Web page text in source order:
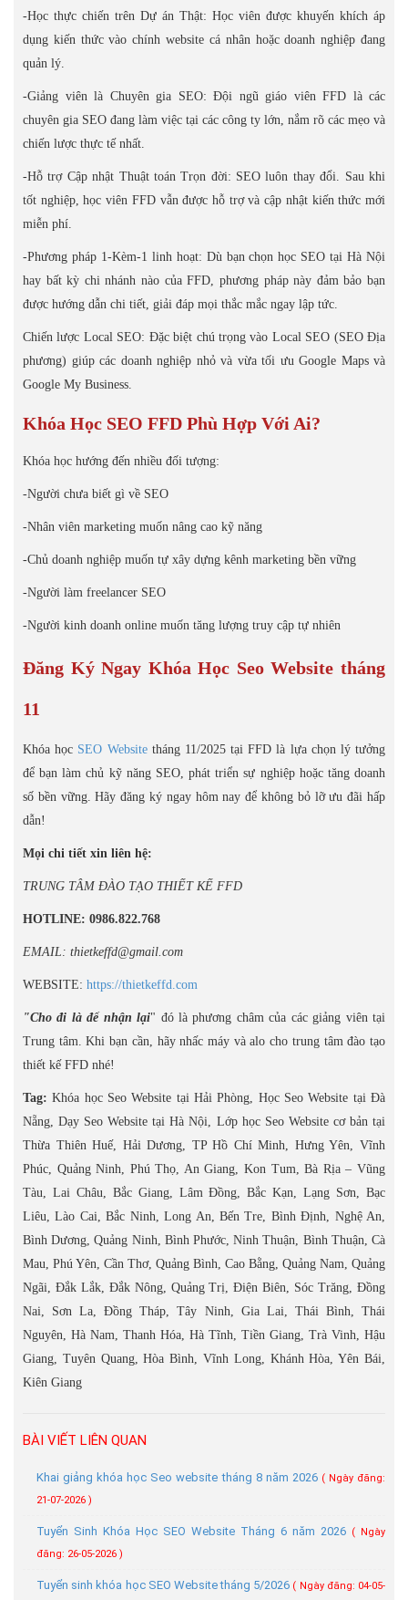
-Học thực chiến trên Dự án Thật: Học viên được khuyến khích áp
dụng kiến thức vào chính website cá nhân hoặc doanh nghiệp đang
quản lý.
-Giảng viên là Chuyên gia SEO: Đội ngũ giáo viên FFD là các
chuyên gia SEO đang làm việc tại các công ty lớn, nắm rõ các mẹo và
chiến lược thực tế nhất.
-Hỗ trợ Cập nhật Thuật toán Trọn đời: SEO luôn thay đổi. Sau khi
tốt nghiệp, học viên FFD vẫn được hỗ trợ và cập nhật kiến thức mới
miễn phí.
-Phương pháp 1-Kèm-1 linh hoạt: Dù bạn chọn học SEO tại Hà Nội
hay bất kỳ chi nhánh nào của FFD, phương pháp này đảm bảo bạn
được hướng dẫn chi tiết, giải đáp mọi thắc mắc ngay lập tức.
Chiến lược Local SEO: Đặc biệt chú trọng vào Local SEO (SEO Địa
phương) giúp các doanh nghiệp nhỏ và vừa tối ưu Google Maps và
Google My Business.
Khóa Học SEO FFD Phù Hợp Với Ai?
Khóa học hướng đến nhiều đối tượng:
-Người chưa biết gì về SEO
-Nhân viên marketing muốn nâng cao kỹ năng
-Chủ doanh nghiệp muốn tự xây dựng kênh marketing bền vững
-Người làm freelancer SEO
-Người kinh doanh online muốn tăng lượng truy cập tự nhiên
Đăng Ký Ngay Khóa Học Seo Website tháng
11
Khóa học SEO Websitetháng 11/2025 tại FFD là lựa chọn lý tưởng
để bạn làm chủ kỹ năng SEO, phát triển sự nghiệp hoặc tăng doanh
số bền vững. Hãy đăng ký ngay hôm nay để không bỏ lỡ ưu đãi hấp
dẫn!
Mọi chi tiết xin liên hệ:
TRUNG TÂM ĐÀO TẠO THIẾT KẾ FFD
HOTLINE: 0986.822.768
EMAIL: thietkeffd@gmail.com
WEBSITE: https://thietkeffd.com
"Cho đi là để nhận lại" đó là phương châm của các giảng viên tại
Trung tâm. Khi bạn cần, hãy nhấc máy và alo cho trung tâm đào tạo
thiết kế FFD nhé!
Tag:Khóa học Seo Website tại Hải Phòng, Học Seo Website tại Đà
Nẵng, Dạy Seo Website tại Hà Nội, Lớp học Seo Website cơ bản tại
Thừa Thiên Huế, Hải Dương, TP Hồ Chí Minh, Hưng Yên, Vĩnh
Phúc, Quảng Ninh, Phú Thọ, An Giang, Kon Tum, Bà Rịa – Vũng
Tàu, Lai Châu, Bắc Giang, Lâm Đồng, Bắc Kạn, Lạng Sơn, Bạc
Liêu, Lào Cai, Bắc Ninh, Long An, Bến Tre, Bình Định, Nghệ An,
Bình Dương, Quảng Ninh, Bình Phước, Ninh Thuận, Bình Thuận, Cà
Mau, Phú Yên, Cần Thơ, Quảng Bình, Cao Bằng, Quảng Nam, Quảng
Ngãi, Đắk Lắk, Đắk Nông, Quảng Trị, Điện Biên, Sóc Trăng, Đồng
Nai, Sơn La, Đồng Tháp, Tây Ninh, Gia Lai, Thái Bình, Thái
Nguyên, Hà Nam, Thanh Hóa, Hà Tĩnh, Tiền Giang, Trà Vinh, Hậu
Giang, Tuyên Quang, Hòa Bình, Vĩnh Long, Khánh Hòa, Yên Bái,
Kiên Giang
BÀI VIẾT LIÊN QUAN
Khai giảng khóa học Seo website tháng 8 năm 2026 ( Ngày đăng:
21-07-2026 )
Tuyển Sinh Khóa Học SEO Website Tháng 6 năm 2026 ( Ngày
đăng: 26-05-2026 )
Tuyển sinh khóa học SEO Website tháng 5/2026 ( Ngày đăng: 04-05-